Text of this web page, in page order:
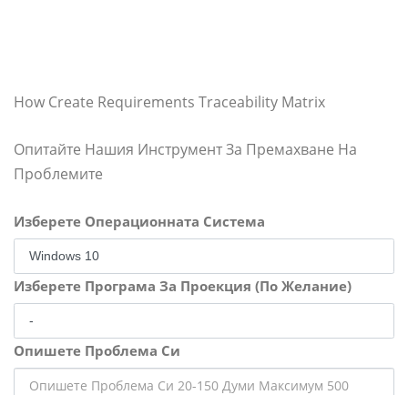
How Create Requirements Traceability Matrix
Опитайте Нашия Инструмент За Премахване На
Проблемите
Изберете Операционната Система
Изберете Програма За Проекция (По Желание)
Опишете Проблема Си